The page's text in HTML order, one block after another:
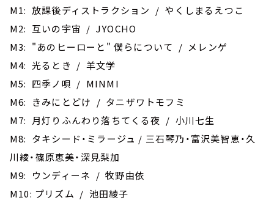
M1: 放課後ディストラクション / やくしまるえつこ
M2: 互いの宇宙 / JYOCHO
M3: "あのヒーローと" 僕らについて / メレンゲ
M4: 光るとき / 羊文学
M5: 四季ノ唄 / MINMI
M6: きみにとどけ / タニザワトモフミ
M7: 月灯りふんわり落ちてくる夜 / 小川七生
M8: ‎タキシード・ミラージュ / 三石琴乃・富沢美智恵・久
川綾・篠原恵美・深見梨加
M9: ウンディーネ / 牧野由依
M10: プリズム / 池田綾子